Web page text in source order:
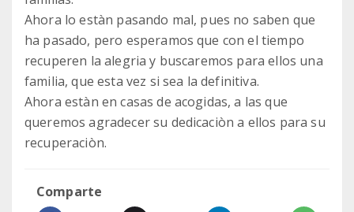
Ahora lo estàn pasando mal, pues no saben que
ha pasado, pero esperamos que con el tiempo
recuperen la alegria y buscaremos para ellos una
familia, que esta vez si sea la definitiva.
Ahora estàn en casas de acogidas, a las que
queremos agradecer su dedicaciòn a ellos para su
recuperaciòn.
Comparte